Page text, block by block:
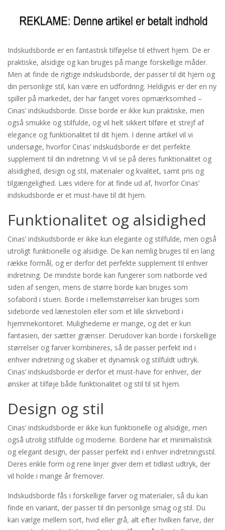
Indskudsborde er en fantastisk tilføjelse til ethvert hjem. De er
praktiske, alsidige og kan bruges på mange forskellige måder.
Men at finde de rigtige indskudsborde, der passer til dit hjem og
din personlige stil, kan være en udfordring. Heldigvis er der en ny
spiller på markedet, der har fanget vores opmærksomhed –
Cinas’ indskudsborde. Disse borde er ikke kun praktiske, men
også smukke og stilfulde, og vil helt sikkert tilføre et strejf af
elegance og funktionalitet til dit hjem. I denne artikel vil vi
undersøge, hvorfor Cinas’ indskudsborde er det perfekte
supplement til din indretning. Vi vil se på deres funktionalitet og
alsidighed, design og stil, materialer og kvalitet, samt pris og
tilgængelighed. Læs videre for at finde ud af, hvorfor Cinas’
indskudsborde er et must-have til dit hjem.
Funktionalitet og alsidighed
Cinas’ indskudsborde er ikke kun elegante og stilfulde, men også
utroligt funktionelle og alsidige. De kan nemlig bruges til en lang
række formål, og er derfor det perfekte supplement til enhver
indretning. De mindste borde kan fungerer som natborde ved
siden af sengen, mens de større borde kan bruges som
sofabord i stuen. Borde i mellemstørrelser kan bruges som
sideborde ved lænestolen eller som et lille skrivebord i
hjemmekontoret. Mulighederne er mange, og det er kun
fantasien, der sætter grænser. Derudover kan borde i forskellige
størrelser og farver kombineres, så de passer perfekt ind i
enhver indretning og skaber et dynamisk og stilfuldt udtryk.
Cinas’ indskudsborde er derfor et must-have for enhver, der
ønsker at tilføje både funktionalitet og stil til sit hjem.
Design og stil
Cinas’ indskudsborde er ikke kun funktionelle og alsidige, men
også utrolig stilfulde og moderne. Bordene har et minimalistisk
og elegant design, der passer perfekt ind i enhver indretningsstil.
Deres enkle form og rene linjer giver dem et tidløst udtryk, der
vil holde i mange år fremover.
Indskudsborde fås i forskellige farver og materialer, så du kan
finde en variant, der passer til din personlige smag og stil. Du
kan vælge mellem sort, hvid eller grå, alt efter hvilken farve, der